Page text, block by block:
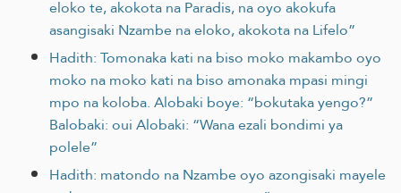
eloko te, akokota na Paradis, na oyo akokufa
asangisaki Nzambe na eloko, akokota na Lifelo”
Hadith: Tomonaka kati na biso moko makambo oyo
moko na moko kati na biso amonaka mpasi mingi
mpo na koloba. Alobaki boye: “bokutaka yengo?”
Balobaki: oui Alobaki: “Wana ezali bondimi ya
polele”
Hadith: matondo na Nzambe oyo azongisaki mayele